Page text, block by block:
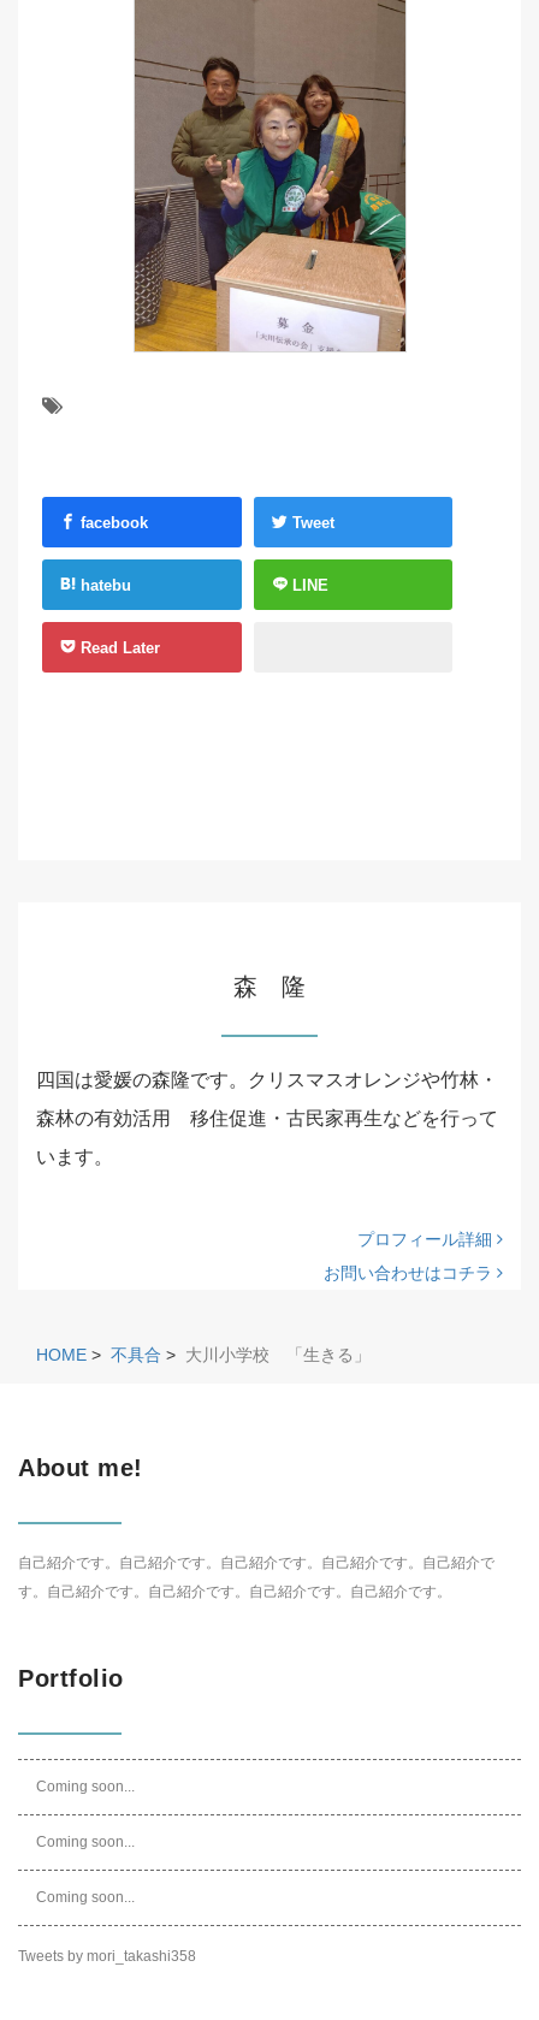
facebook Tweet
hatebu LINE
Read Later
森 隆
四国は愛媛の森隆です。クリスマスオレンジや竹林・
森林の有効活用 移住促進・古民家再生などを行って
います。
プロフィール詳細
お問い合わせはコチラ
HOME > 不具合 > 大川小学校 「生きる」
About me!
自己紹介です。自己紹介です。自己紹介です。自己紹介です。自己紹介で
す。自己紹介です。自己紹介です。自己紹介です。自己紹介です。
Portfolio
Coming soon...
Coming soon...
Coming soon...
Tweets by mori_takashi358